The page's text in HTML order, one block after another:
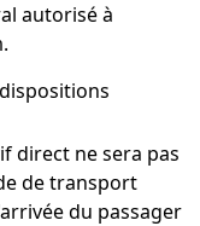
autorisé à
direct ne sera pas
de transport
du passager